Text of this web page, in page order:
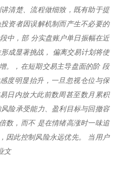
清楚、流程做细致，既有助于提
资者因误解机制而产生不必要的
中，部 分实盘账户单日振幅在近
成显著挑战， 偏离交易计划将使
。，在短期交易主导盘面的阶 段
度明显抬升，一旦忽视仓位与保
日内放大此前数周甚至数月累积
险承受能力、盈利目标与回撤容
数，而不 是在情绪高涨时一味追
因此控制风险永远优先。 当用户
文